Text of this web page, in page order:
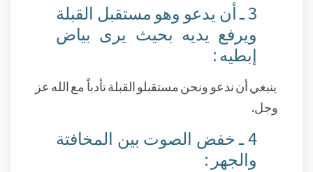
3 ـ أن يدعو وهو مستقبل القبلة
ويرفع يديه بحيث يرى بياض
إبطيه :
ينبغي أن ندعو ونحن مستقبلو القبلة تأدباً مع الله عز
وجل.
4 ـ خفض الصوت بين المخافتة
والجهر :